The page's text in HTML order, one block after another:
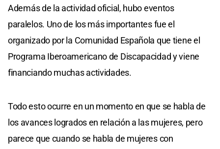
Además de la actividad oficial, hubo eventos
paralelos. Uno de los más importantes fue el
organizado por la Comunidad Española que tiene el
Programa Iberoamericano de Discapacidad y viene
financiando muchas actividades.
Todo esto ocurre en un momento en que se habla de
los avances logrados en relación a las mujeres, pero
parece que cuando se habla de mujeres con